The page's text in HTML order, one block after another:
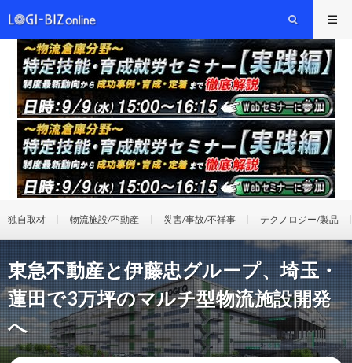
独自取材 物流施設/不動産 災害/事故/不祥事 テクノロジー/製品
東急不動産と伊藤忠グループ、埼玉・
蓮田で3万坪のマルチ型物流施設開発
へ